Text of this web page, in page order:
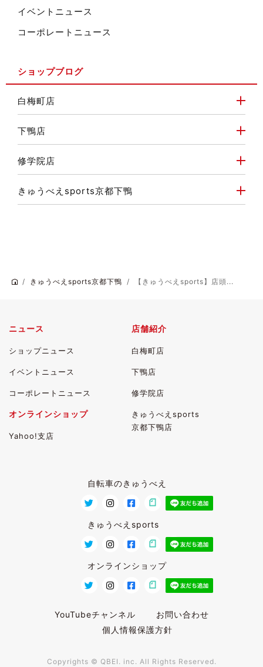
イベントニュース
コーポレートニュース
ショップブログ
白梅町店
下鴨店
修学院店
きゅうべえsports京都下鴨
きゅうべえsports京都下鴨 【きゅうべえsports】店頭...
ニュース
ショップニュース
イベントニュース
コーポレートニュース
店舗紹介
白梅町店
下鴨店
修学院店
きゅうべえsports
京都下鴨店
オンラインショップ
Yahoo!支店
自転車のきゅうべえ
きゅうべえsports
オンラインショップ
YouTubeチャンネル
お問い合わせ
個人情報保護方針
Copyrights © QBEI. inc. All Rights Reserved.